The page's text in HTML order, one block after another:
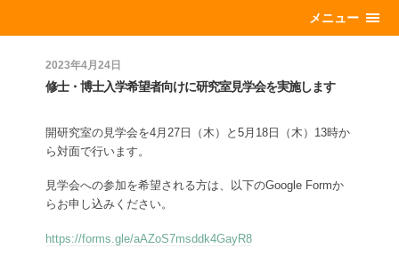
メニュー
2023年4月24日
修士・博士入学希望者向けに研究室見学会を実施します
開研究室の見学会を4月27日（木）と5月18日（木）13時か
ら対面で行います。
見学会への参加を希望される方は、以下のGoogle Formか
らお申し込みください。
https://forms.gle/aAZoS7msddk4GayR8